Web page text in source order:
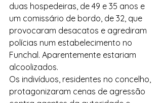
duas hospedeiras, de 49 e 35 anos e
um comissário de bordo, de 32, que
provocaram desacatos e agrediram
polícias num estabelecimento no
Funchal. Aparentemente estariam
alcoolizados.
Os indivíduos, residentes no concelho,
protagonizaram cenas de agressão